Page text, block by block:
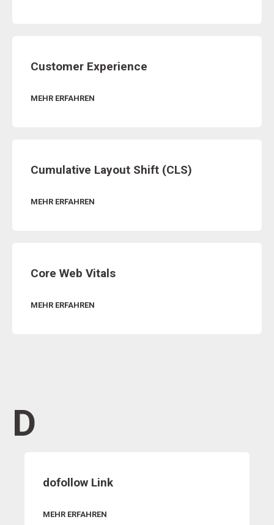
Customer Experience
MEHR ERFAHREN
Cumulative Layout Shift (CLS)
MEHR ERFAHREN
Core Web Vitals
MEHR ERFAHREN
D
dofollow Link
MEHR ERFAHREN